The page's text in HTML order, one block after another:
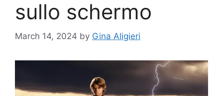
sullo schermo
March 14, 2024 by Gina Aligieri